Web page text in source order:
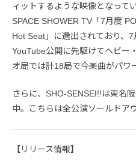
ィットするような映像となって
SPACE SHOWER TV「7月度
Hot Seat」に選出されており、
YouTube公開に先駆けてヘビー
オ局では計18局で今楽曲がパワ
さらに、SHO-SENSEI!!は東名
中。こちらは全公演ソールドア
【リリース情報】